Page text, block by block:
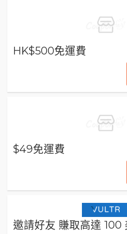
HK$500免運費
$49免運費
邀請好友 賺取高達 100